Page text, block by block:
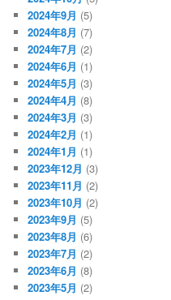
2024年9月 (5)
2024年8月 (7)
2024年7月 (2)
2024年6月 (1)
2024年5月 (3)
2024年4月 (8)
2024年3月 (3)
2024年2月 (1)
2024年1月 (1)
2023年12月 (3)
2023年11月 (2)
2023年10月 (2)
2023年9月 (5)
2023年8月 (6)
2023年7月 (2)
2023年6月 (8)
2023年5月 (2)